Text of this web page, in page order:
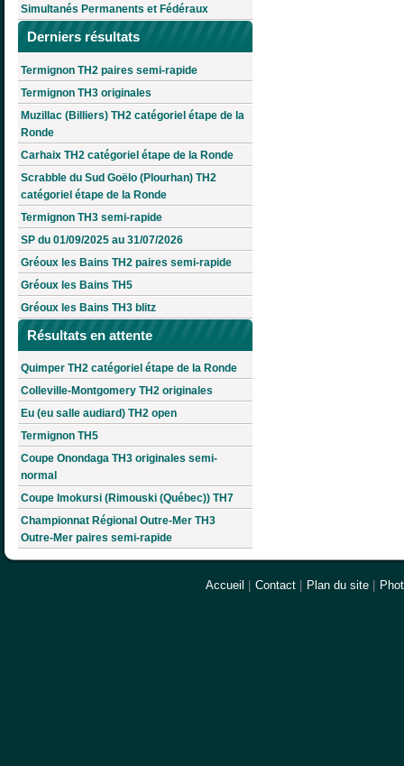
Simultanés Permanents et Fédéraux
Derniers résultats
Termignon TH2 paires semi-rapide
Termignon TH3 originales
Muzillac (Billiers) TH2 catégoriel étape de la
Ronde
Carhaix TH2 catégoriel étape de la Ronde
Scrabble du Sud Goëlo (Plourhan) TH2
catégoriel étape de la Ronde
Termignon TH3 semi-rapide
SP du 01/09/2025 au 31/07/2026
Gréoux les Bains TH2 paires semi-rapide
Gréoux les Bains TH5
Gréoux les Bains TH3 blitz
Résultats en attente
Quimper TH2 catégoriel étape de la Ronde
Colleville-Montgomery TH2 originales
Eu (eu salle audiard) TH2 open
Termignon TH5
Coupe Onondaga TH3 originales semi-
normal
Coupe Imokursi (Rimouski (Québec)) TH7
Championnat Régional Outre-Mer TH3
Outre-Mer paires semi-rapide
Accueil Contact Plan du site